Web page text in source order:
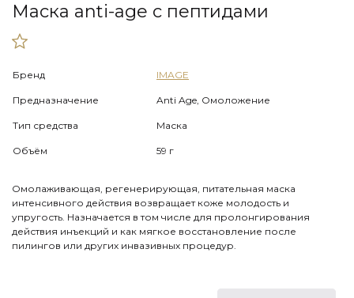
Маска anti-age с пептидами
Бренд IMAGE
Предназначение Anti Age, Омоложение
Тип средства Маска
Объём 59 г
Омолаживающая, регенерирующая, питательная маска
интенсивного действия возвращает коже молодость и
упругость. Назначается в том числе для пролонгирования
действия инъекций и как мягкое восстановление после
пилингов или других инвазивных процедур.